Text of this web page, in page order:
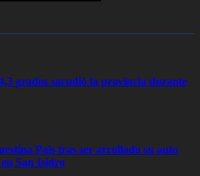
grados sacudió la provincia durante
Pais tras ser arrollado su auto
San Isidro